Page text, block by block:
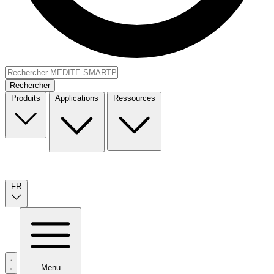
Rechercher
Produits
Applications Ressources
FR
Menu